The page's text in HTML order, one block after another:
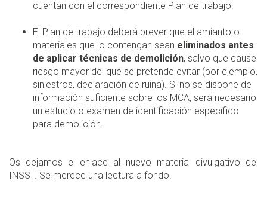
cuentan con el correspondiente Plan de trabajo.
El Plan de trabajo deberá prever que el amianto o
materiales que lo contengan sean eliminados antes
de aplicar técnicas de demolición, salvo que cause
riesgo mayor del que se pretende evitar (por ejemplo,
siniestros, declaración de ruina). Si no se dispone de
información suficiente sobre los MCA, será necesario
un estudio o examen de identificación específico
para demolición.
Os dejamos el enlace al nuevo material divulgativo del
INSST. Se merece una lectura a fondo.